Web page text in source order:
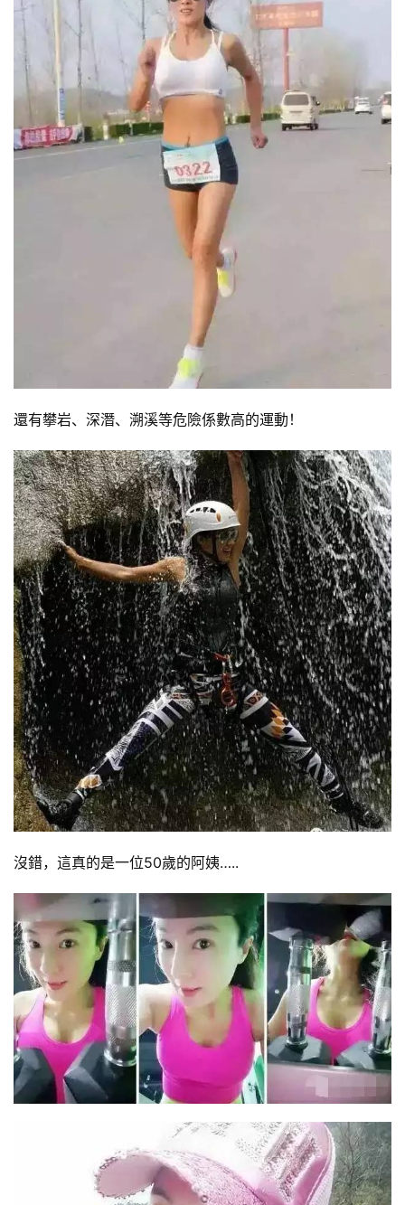
脂
計
劃
氧
運
增
肌
計
劃
瑜
伽
健
身
視
頻
還有攀岩、深潛、溯溪等危險係數高的運動！
沒錯，這真的是一位50歲的阿姨…..